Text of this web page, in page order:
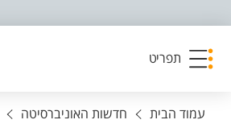
תפריט
עמוד הבית חדשות האוניברסיטה